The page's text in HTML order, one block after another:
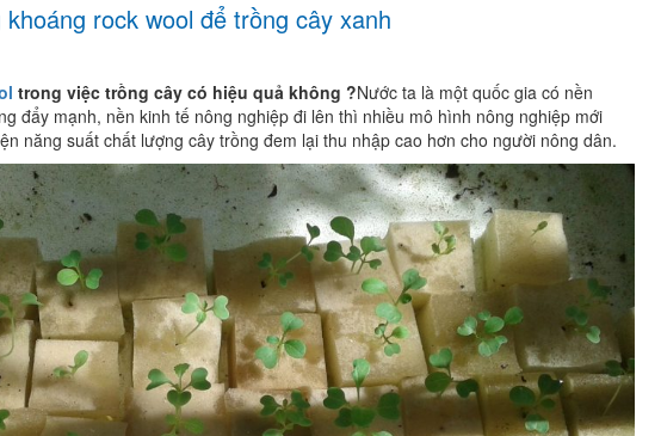
rock wool để trồng cây xanh
trong việc trồng cây có hiệu quả không ?Nước ta là một quốc gia có nền
đẩy mạnh, nền kinh tế nông nghiệp đi lên thì nhiều mô hình nông nghiệp mới
năng suất chất lượng cây trồng đem lại thu nhập cao hơn cho người nông dân.